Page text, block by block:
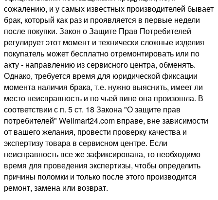
сожалению, и у самых известных производителей бывает
брак, который как раз и проявляется в первые недели
после покупки. Закон о Защите Прав Потребителей
регулирует этот момент и технически сложные изделия
покупатель может бесплатно отремонтировать или по
акту - направлению из сервисного центра, обменять.
Однако, требуется время для юридической фиксации
момента наличия брака, т.е. нужно выяснить, имеет ли
место неисправность и по чьей вине она произошла. В
соответствии с п. 5 ст. 18 Закона "О защите прав
потребителей" Wellmart24.com вправе, вне зависимости
от вашего желания, провести проверку качества и
экспертизу товара в сервисном центре. Если
неисправность все же зафиксирована, то необходимо
время для проведения экспертизы, чтобы определить
причины поломки и только после этого производится
ремонт, замена или возврат.